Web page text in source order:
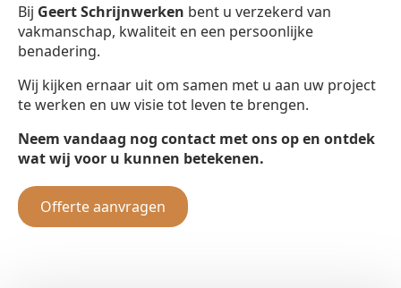
Bij Geert Schrijnwerken bent u verzekerd van
vakmanschap, kwaliteit en een persoonlijke
benadering.
Wij kijken ernaar uit om samen met u aan uw project
te werken en uw visie tot leven te brengen.
Neem vandaag nog contact met ons op en ontdek
wat wij voor u kunnen betekenen.
Offerte aanvragen